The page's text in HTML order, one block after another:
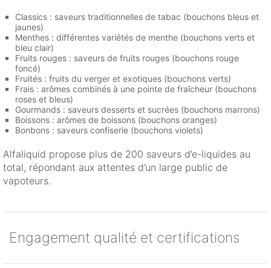
Classics : saveurs traditionnelles de tabac (bouchons bleus et
jaunes)
Menthes : différentes variétés de menthe (bouchons verts et
bleu clair)
Fruits rouges : saveurs de fruits rouges (bouchons rouge
foncé)
Fruités : fruits du verger et exotiques (bouchons verts)
Frais : arômes combinés à une pointe de fraîcheur (bouchons
roses et bleus)
Gourmands : saveurs desserts et sucrées (bouchons marrons)
Boissons : arômes de boissons (bouchons oranges)
Bonbons : saveurs confiserie (bouchons violets)
Alfaliquid propose plus de 200 saveurs d’e-liquides au
total, répondant aux attentes d’un large public de
vapoteurs.
Engagement qualité et certifications